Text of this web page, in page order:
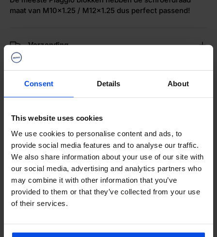
Consent Details About
This website uses cookies
We use cookies to personalise content and ads, to
provide social media features and to analyse our traffic.
We also share information about your use of our site with
our social media, advertising and analytics partners who
may combine it with other information that you’ve
provided to them or that they’ve collected from your use
of their services.
maat van M10x1.25 / M12x1.25 dus perfect passend!
Verzending
Webwinkel Keurmerk
Merken
Categorieën
Delen:
Bekijk onze video's